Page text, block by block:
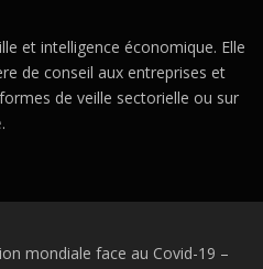
et intelligence économique. Elle
de conseil aux entreprises et
de veille sectorielle ou sur
.
mondiale face au Covid-19 –